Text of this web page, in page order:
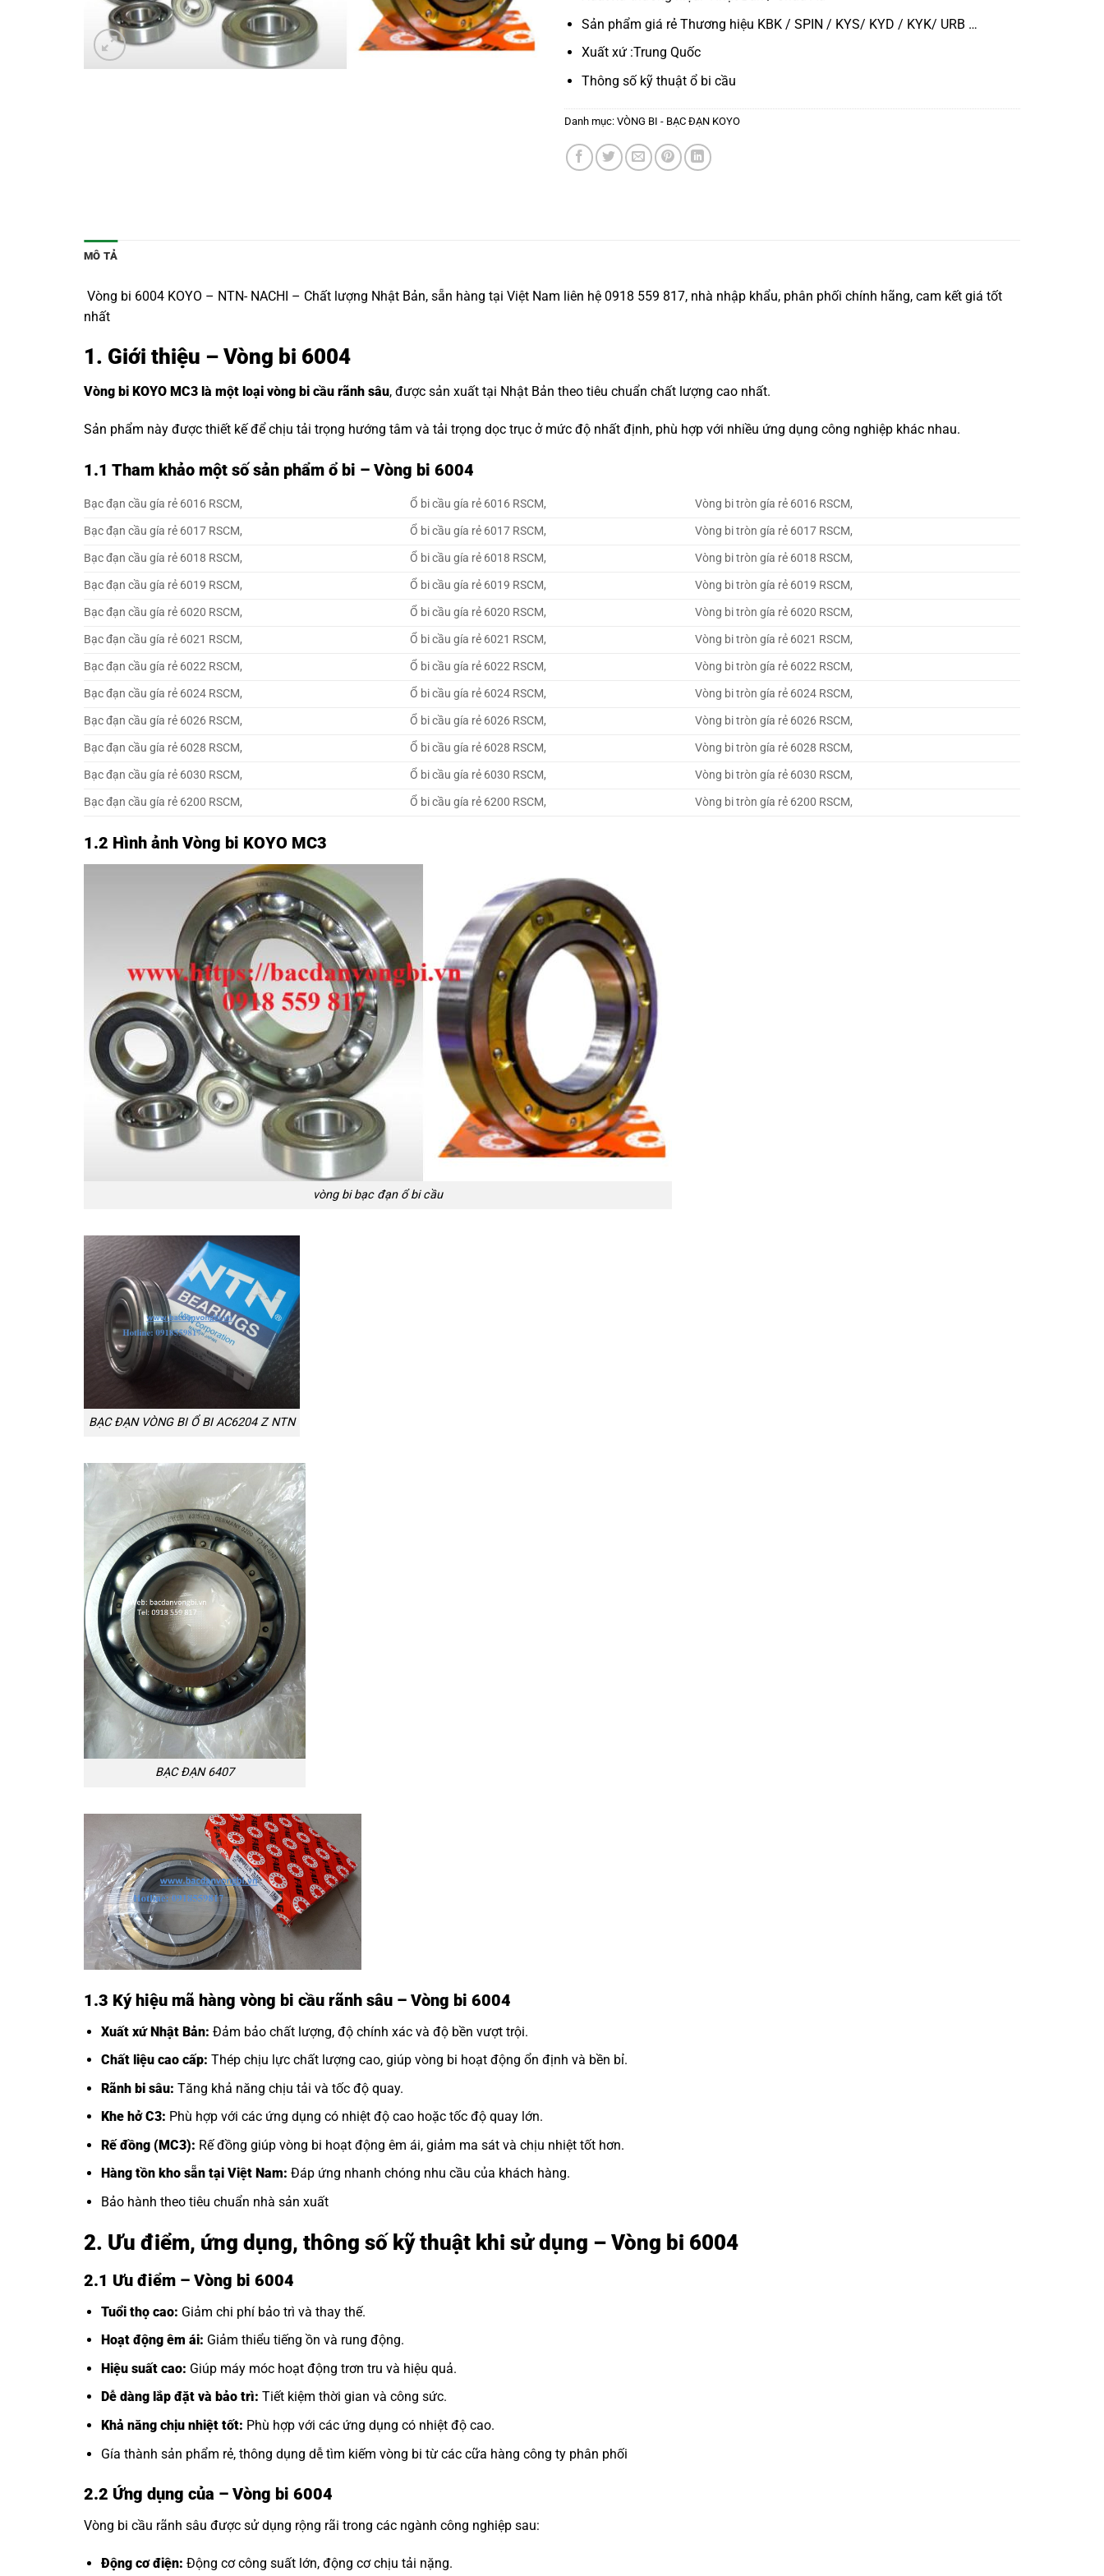
Sản phẩm giá rẻ Thương hiệu KBK / SPIN / KYS/ KYD / KYK/ URB …
Xuất xứ :Trung Quốc
Thông số kỹ thuậtổ bi cầu
Danh mục: VÒNG BI - BẠC ĐẠN KOYO
MÔ TẢ
Vòng bi 6004 KOYO – NTN- NACHI – Chất lượng Nhật Bản, sẵn hàng tại Việt Nam liên hệ 0918 559 817, nhà nhập khẩu, phân phối chính hãng, cam kết giá tốt
nhất
1. Giới thiệu – Vòng bi 6004
Vòng bi KOYO MC3 là một loại vòng bi cầu rãnh sâu, được sản xuất tại Nhật Bản theo tiêu chuẩn chất lượng cao nhất.
Sản phẩm này được thiết kế để chịu tải trọng hướng tâm và tải trọng dọc trục ở mức độ nhất định, phù hợp với nhiều ứng dụng công nghiệp khác nhau.
1.1 Tham khảo một số sản phẩm ổ bi – Vòng bi 6004
Bạc đạn cầu gía rẻ 6016 RSCM, Ổ bi cầu gía rẻ 6016 RSCM,
Vòng bi tròn gía rẻ 6016 RSCM,
Bạc đạn cầu gía rẻ 6017 RSCM,
Ổ bi cầu gía rẻ 6017 RSCM,
Vòng bi tròn gía rẻ 6017 RSCM,
Bạc đạn cầu gía rẻ 6018 RSCM,
Ổ bi cầu gía rẻ 6018 RSCM,
Vòng bi tròn gía rẻ 6018 RSCM,
Bạc đạn cầu gía rẻ 6019 RSCM,
Ổ bi cầu gía rẻ 6019 RSCM,
Vòng bi tròn gía rẻ 6019 RSCM,
Bạc đạn cầu gía rẻ 6020 RSCM,
Ổ bi cầu gía rẻ 6020 RSCM,
Vòng bi tròn gía rẻ 6020 RSCM,
Bạc đạn cầu gía rẻ 6021 RSCM,
Ổ bi cầu gía rẻ 6021 RSCM,
Vòng bi tròn gía rẻ 6021 RSCM,
Bạc đạn cầu gía rẻ 6022 RSCM,
Ổ bi cầu gía rẻ 6022 RSCM,
Vòng bi tròn gía rẻ 6022 RSCM,
Bạc đạn cầu gía rẻ 6024 RSCM,
Ổ bi cầu gía rẻ 6024 RSCM,
Vòng bi tròn gía rẻ 6024 RSCM,
Bạc đạn cầu gía rẻ 6026 RSCM,
Ổ bi cầu gía rẻ 6026 RSCM,
Vòng bi tròn gía rẻ 6026 RSCM,
Bạc đạn cầu gía rẻ 6028 RSCM,
Ổ bi cầu gía rẻ 6028 RSCM,
Vòng bi tròn gía rẻ 6028 RSCM,
Bạc đạn cầu gía rẻ 6030 RSCM,
Ổ bi cầu gía rẻ 6030 RSCM,
Vòng bi tròn gía rẻ 6030 RSCM,
Bạc đạn cầu gía rẻ 6200 RSCM,
Ổ bi cầu gía rẻ 6200 RSCM, Vòng bi tròn gía rẻ 6200 RSCM,
1.2 Hình ảnh Vòng bi KOYO MC3
vòng bi bạc đạn ổ bi cầu
BẠC ĐẠN VÒNG BI Ổ BI AC6204 Z NTN
BẠC ĐẠN 6407
1.3 Ký hiệu mã hàng vòng bi cầu rãnh sâu – Vòng bi 6004
Xuất xứ Nhật Bản: Đảm bảo chất lượng, độ chính xác và độ bền vượt trội.
Chất liệu cao cấp: Thép chịu lực chất lượng cao, giúp vòng bi hoạt động ổn định và bền bỉ.
Rãnh bi sâu: Tăng khả năng chịu tải và tốc độ quay.
Khe hở C3: Phù hợp với các ứng dụng có nhiệt độ cao hoặc tốc độ quay lớn.
Rế đồng (MC3): Rế đồng giúp vòng bi hoạt động êm ái, giảm ma sát và chịu nhiệt tốt hơn.
Hàng tồn kho sẵn tại Việt Nam: Đáp ứng nhanh chóng nhu cầu của khách hàng.
Bảo hành theo tiêu chuẩn nhà sản xuất
2. Ưu điểm, ứng dụng, thông số kỹ thuật khi sử dụng – Vòng bi 6004
2.1 Ưu điểm – Vòng bi 6004
Tuổi thọ cao: Giảm chi phí bảo trì và thay thế.
Hoạt động êm ái: Giảm thiểu tiếng ồn và rung động.
Hiệu suất cao: Giúp máy móc hoạt động trơn tru và hiệu quả.
Dễ dàng lắp đặt và bảo trì: Tiết kiệm thời gian và công sức.
Khả năng chịu nhiệt tốt: Phù hợp với các ứng dụng có nhiệt độ cao.
Gía thành sản phẩm rẻ, thông dụng dễ tìm kiếm vòng bi từ các cữa hàng công ty phân phối
2.2 Ứng dụng của – Vòng bi 6004
Vòng bi cầu rãnh sâu được sử dụng rộng rãi trong các ngành công nghiệp sau:
Động cơ điện: Động cơ công suất lớn, động cơ chịu tải nặng.